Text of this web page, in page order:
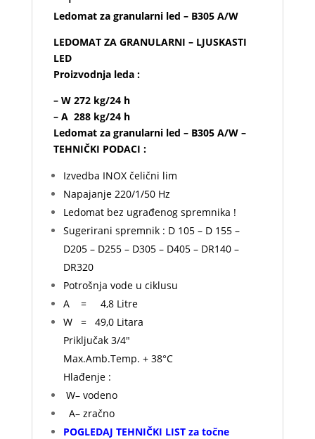
Ledomat za granularni led – B305 A/W
LEDOMAT ZA GRANULARNI – LJUSKASTI
LED
Proizvodnja leda :
– W 272 kg/24 h
– A 288 kg/24 h
Ledomat za granularni led – B305 A/W –
TEHNIČKI PODACI :
Izvedba INOX čelični lim
Napajanje 220/1/50 Hz
Ledomat bez ugrađenog spremnika !
Sugerirani spremnik : D 105 – D 155 –
D205 – D255 – D305 – D405 – DR140 –
DR320
Potrošnja vode u ciklusu
A = 4,8 Litre
W = 49,0 Litara
Priključak 3/4″
Max.Amb.Temp. + 38°C
Hlađenje :
W– vodeno
A– zračno
POGLEDAJ TEHNIČKI LIST za točne